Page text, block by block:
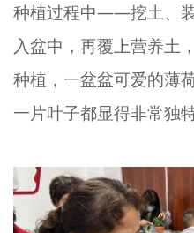
北京宣传文化引导基金
专题
种植过程中——挖土、
入盆中，再覆上营养土
种植，一盆盆可爱的薄
一片叶子都显得非常独